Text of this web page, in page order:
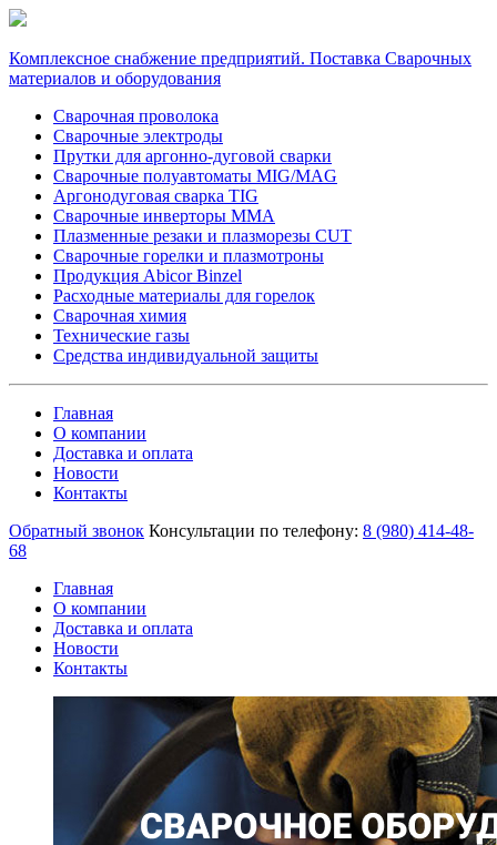
Комплексное снабжение предприятий. Поставка Сварочных
материалов и оборудования
Сварочная проволока
Сварочные электроды
Прутки для аргонно-дуговой сварки
Сварочные полуавтоматы MIG/MAG
Аргонодуговая сварка TIG
Сварочные инверторы MMA
Плазменные резаки и плазморезы CUT
Сварочные горелки и плазмотроны
Продукция Abicor Binzel
Расходные материалы для горелок
Сварочная химия
Технические газы
Средства индивидуальной защиты
Главная
О компании
Доставка и оплата
Новости
Контакты
Обратный звонок Консультации по телефону: 8 (980) 414-48-
68
Главная
О компании
Доставка и оплата
Новости
Контакты